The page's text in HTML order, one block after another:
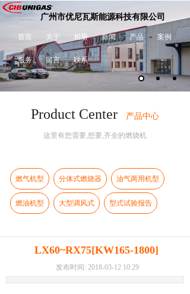
首页 关于 相册 新闻 产品 案例
服务 留言 联系
广州市优尼瓦斯能源科技有限公司
Product Center 产品中心
这里有您需要,想要,齐全的燃烧机
燃气机型 分体式燃烧器 油气两用机型
燃油机型 大型调风式 型式试验报告
LX60~RX75[KW165-1800]
发布时间: 2018-03-12 10:29